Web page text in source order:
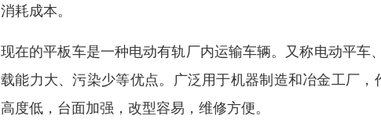
消耗成本。
现在的平板车是一种电动有轨厂内运输车辆。又称电动平
载能力大、污染少等优点。广泛用于机器制造和冶金工厂
高度低，台面加强，改型容易，维修方便。